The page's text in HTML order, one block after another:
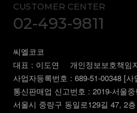
CUSTOMER CENTER
02-493-9811
씨엘코코
대표 : 이도연
개인정보보호책임
사업자등록번호 : 689-51-00348[사
통신판매업 신고번호 : 2019-서울중
서울시 중랑구 동일로129길 47, 2층